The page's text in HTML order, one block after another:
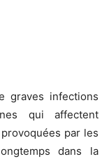
graves infections
qui affectent
par les
dans la